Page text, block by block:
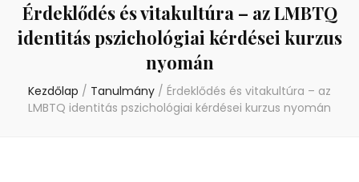
Érdeklődés és vitakultúra – az LMBTQ
identitás pszichológiai kérdései kurzus
nyomán
Kezdőlap / Tanulmány / Érdeklődés és vitakultúra – az
LMBTQ identitás pszichológiai kérdései kurzus nyomán